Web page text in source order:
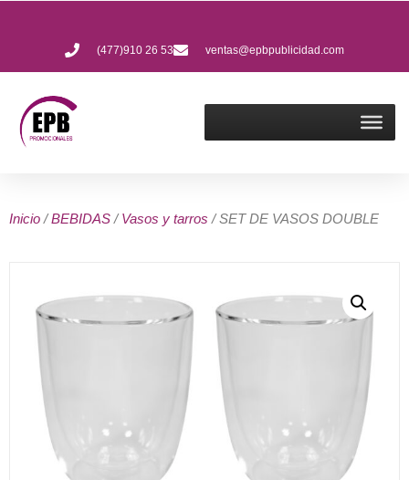
(477)910 26 53 ventas@epbpublicidad.com
Inicio /BEBIDAS /Vasos y tarros / SET DE VASOS DOUBLE